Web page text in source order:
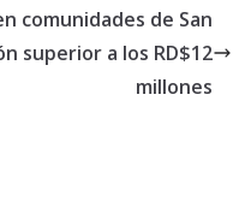
comunidades de San
superior a los RD$12
millones